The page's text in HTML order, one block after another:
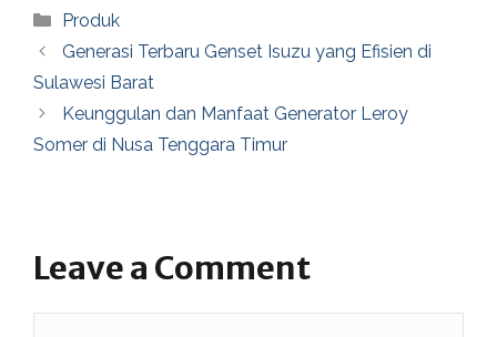
Categories
Produk
Generasi Terbaru Genset Isuzu yang Efisien di
Sulawesi Barat
Keunggulan dan Manfaat Generator Leroy
Somer di Nusa Tenggara Timur
Leave a Comment